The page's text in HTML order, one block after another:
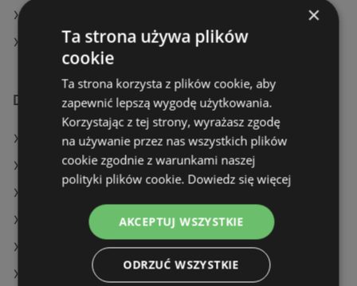
Natura Drogerie w Starcza
Dodatkowe łącza
Oferty Natura Drogerie
Oferty Super-Pharm
Aktualne gazetki Super-Pharm
Aktualne gazetki Hebe
Aktualne gazetki Rossmann
×
Ta strona używa plików
cookie
Ta strona korzysta z plików cookie, aby
zapewnić lepszą wygodę użytkowania.
Korzystając z tej strony, wyrażasz zgodę
na używanie przez nas wszystkich plików
cookie zgodnie z warunkami naszej
polityki plików cookie. Dowiedz się więcej
AKCEPTUJ WSZYSTKIE
ODRZUĆ WSZYSTKIE